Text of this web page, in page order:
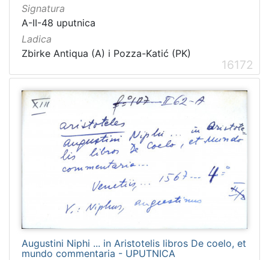
Signatura
A-II-48 uputnica
Ladica
Zbirke Antiqua (A) i Pozza-Katić (PK)
16172
Augustini Niphi ... in Aristotelis libros De coelo, et
mundo commentaria - UPUTNICA